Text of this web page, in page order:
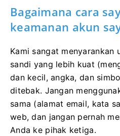
Bagaimana cara
keamanan akun
Kami sangat menyarankan
sandi yang lebih kuat
dan kecil, angka, dan
ditebak. Jangan
sama (alamat email, kata
web, dan jangan pernah
Anda ke pihak ketiga.